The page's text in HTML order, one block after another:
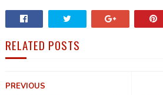
RELATED POSTS
PREVIOUS